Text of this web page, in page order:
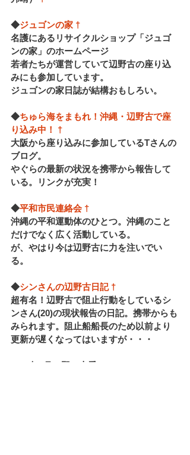
◆ジュゴンの家 †
名護にあるリサイクルショップ「ジュゴ
ンの家」のホームページ
若者たちが運営していて辺野古の座り込
みにも参加しています。
ジュゴンの家日誌が結構おもしろい。
◆ちゅら海をまもれ！沖縄・辺野古で座
り込み中！
†
大阪から座り込みに参加しているTさんの
ブログ。
やぐらの最新の状況を携帯から報告して
いる。リンクが充実！
◆平和市民連絡会 †
沖縄の平和運動体のひとつ。沖縄のこと
だけでなく広く活動している。
が、やはり今は辺野古に力を注いでい
る。
◆シンさんの辺野古日記 †
超有名！辺野古で阻止行動をしているシ
ンさん(20)の現状報告の日記。携帯からも
みられます。阻止船船長のため以前より
更新が遅くなってはいますが・・・
2005年6月　野々上愛